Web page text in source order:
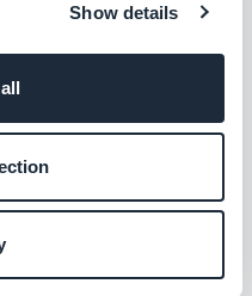
Show details
você precisa